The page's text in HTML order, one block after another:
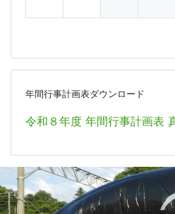
年間行事計画表ダウンロード
令和８年度 年間行事計画表